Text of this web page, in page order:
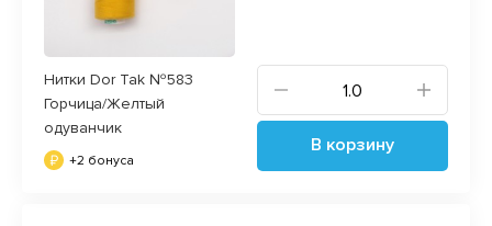
Нитки Dor Tak №583
Горчица/Желтый
одуванчик
+2 бонуса
В корзину